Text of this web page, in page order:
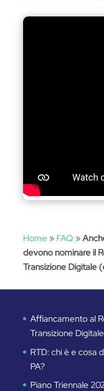
Home » FAQ »
devono nominare il
Transizione Digitale
Affiancamento al
Transizione Digitale
RTD: chi è e cosa
PA?
Piano Triennale